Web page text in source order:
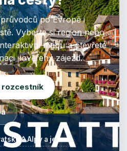
po Evropě i
Vyberte si region nebo
mapu a otevřete
i ověřený zájezd.
Alpy a jezera